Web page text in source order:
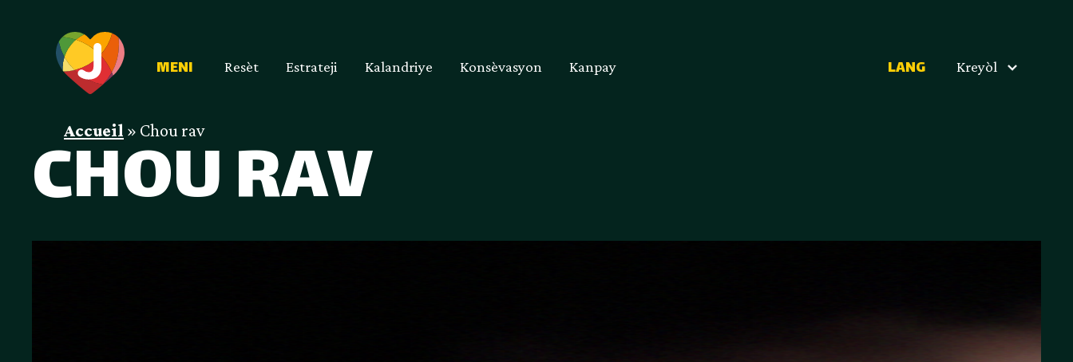
MENI Resèt Estrateji Kalandriye Konsèvasyon Kanpay LANG Kreyòl
Accueil»Chou rav
CHOU RAV